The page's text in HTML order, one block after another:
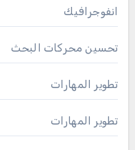
انفوجرافيك
تحسين محركات البحث
تطوير المهارات
تطوير المهارات